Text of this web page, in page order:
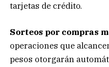
tarjetas de crédito.
Sorteos por compras
operaciones que
pesos otorgarán